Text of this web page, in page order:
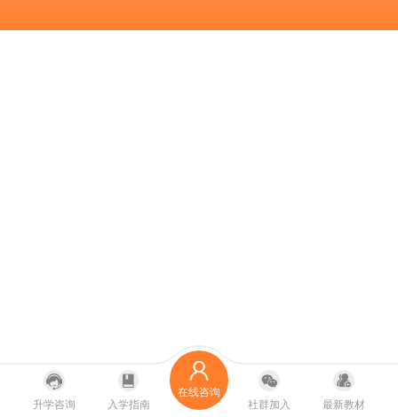
升学咨询 入学指南
在线咨询
社群加入
最新教材